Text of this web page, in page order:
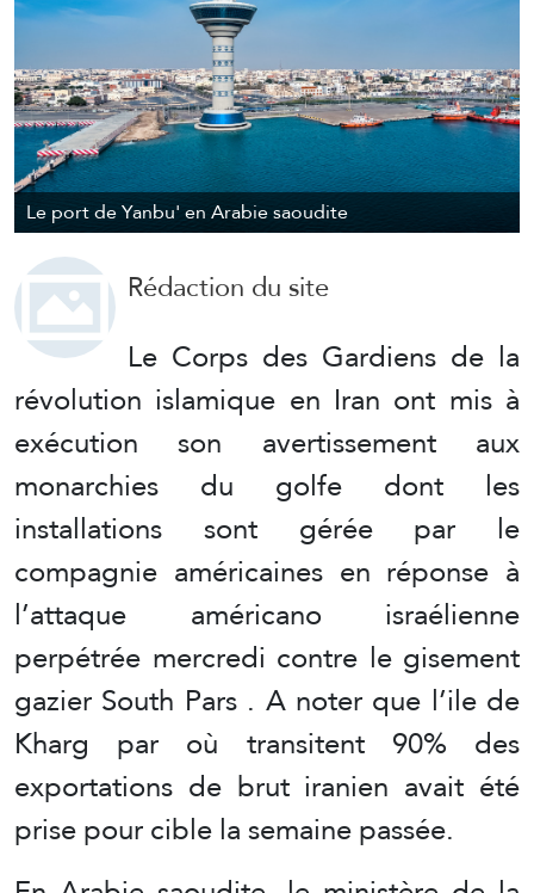
Le port de Yanbu' en Arabie saoudite
Rédaction du site
Le Corps des Gardiens de la
révolution islamique en Iran ont mis à
exécution son avertissement aux
monarchies du golfe dont les
installations sont gérée par le
compagnie américaines en réponse à
l’attaque américano israélienne
perpétrée mercredi contre le gisement
gazier South Pars . A noter que l’ile de
Kharg par où transitent 90% des
exportations de brut iranien avait été
prise pour cible la semaine passée.